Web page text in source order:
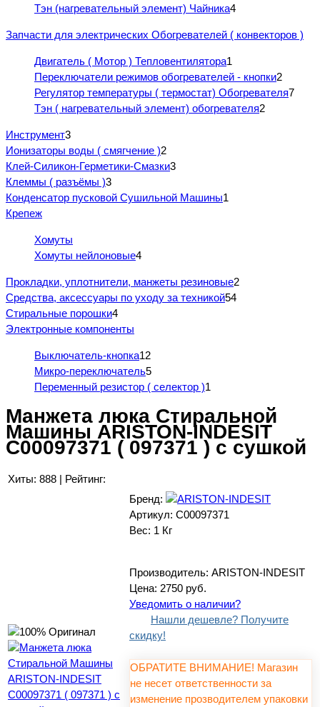
Тэн (нагревательный элемент) Чайника4
Запчасти для электрических Обогревателей ( конвекторов )
Двигатель ( Мотор ) Тепловентилятора1
Переключатели режимов обогревателей - кнопки2
Регулятор температуры ( термостат) Обогревателя7
Тэн ( нагревательный элемент) обогревателя2
Инструмент3
Ионизаторы воды ( смягчение )2
Клей-Силикон-Герметики-Смазки3
Клеммы ( разъёмы )3
Конденсатор пусковой Сушильной Машины1
Крепеж
Хомуты
Хомуты нейлоновые4
Прокладки, уплотнители, манжеты резиновые2
Средства, аксессуары по уходу за техникой54
Стиральные порошки4
Электронные компоненты
Выключатель-кнопка12
Микро-переключатель5
Переменный резистор ( селектор )1
Манжета люка Стиральной
Машины ARISTON-INDESIT
C00097371 ( 097371 ) с сушкой
Хиты: 888 | Рейтинг:
Бренд:
Артикул: C00097371
Вес: 1 Кг
Производитель: ARISTON-INDESIT
Цена: 2750 руб.
Уведомить о наличии?
Нашли дешевле? Получите
скидку!
ОБРАТИТЕ ВНИМАНИЕ! Магазин
не несет ответственности за
изменение прозводителем упаковки